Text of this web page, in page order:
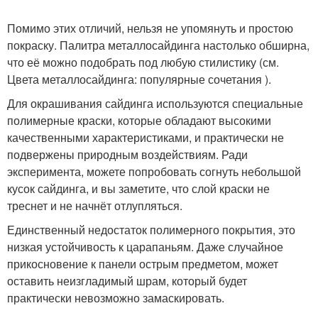
Помимо этих отличий, нельзя не упомянуть и простою
покраску. Палитра металлосайдинга настолько обширна,
что её можно подобрать под любую стилистику (см.
Цвета металлосайдинга: популярные сочетания ).
Для окрашивания сайдинга используются специальные
полимерные краски, которые обладают высокими
качественными характеристиками, и практически не
подвержены природным воздействиям. Ради
эксперимента, можете попробовать согнуть небольшой
кусок сайдинга, и вы заметите, что слой краски не
треснет и не начнёт отлупляться.
Единственный недостаток полимерного покрытия, это
низкая устойчивость к царапаньям. Даже случайное
прикосновение к панели острым предметом, может
оставить неизгладимый шрам, который будет
практически невозможно замаскировать.